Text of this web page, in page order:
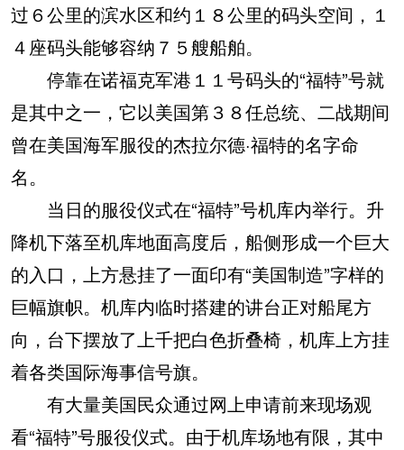
过６公里的滨水区和约１８公里的码头空间，１
４座码头能够容纳７５艘船舶。
停靠在诺福克军港１１号码头的“福特”号就
是其中之一，它以美国第３８任总统、二战期间
曾在美国海军服役的杰拉尔德·福特的名字命
名。
当日的服役仪式在“福特”号机库内举行。升
降机下落至机库地面高度后，船侧形成一个巨大
的入口，上方悬挂了一面印有“美国制造”字样的
巨幅旗帜。机库内临时搭建的讲台正对船尾方
向，台下摆放了上千把白色折叠椅，机库上方挂
着各类国际海事信号旗。
有大量美国民众通过网上申请前来现场观
看“福特”号服役仪式。由于机库场地有限，其中